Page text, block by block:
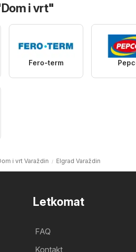
i vrt"
Fero-term
i vrt Varaždin Elgrad Varaždin
Letkomat
FAQ
Kontakt